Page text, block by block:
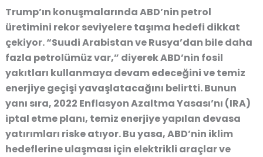
Trump’ın konuşmalarında ABD’nin petrol
üretimini rekor seviyelere taşıma hedefi dikkat
çekiyor. “Suudi Arabistan ve Rusya’dan bile daha
fazla petrolümüz var,” diyerek ABD’nin fosil
yakıtları kullanmaya devam edeceğini ve temiz
enerjiye geçişi yavaşlatacağını belirtti. Bunun
yanı sıra, 2022 Enflasyon Azaltma Yasası’nı (IRA)
iptal etme planı, temiz enerjiye yapılan devasa
yatırımları riske atıyor. Bu yasa, ABD’nin iklim
hedeflerine ulaşması için elektrikli araçlar ve